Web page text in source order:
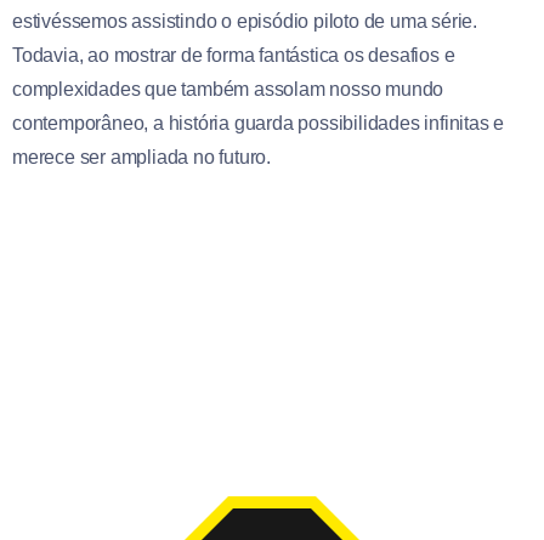
estivéssemos assistindo o episódio piloto de uma série.
Todavia, ao mostrar de forma fantástica os desafios e
complexidades que também assolam nosso mundo
contemporâneo, a história guarda possibilidades infinitas e
merece ser ampliada no futuro.